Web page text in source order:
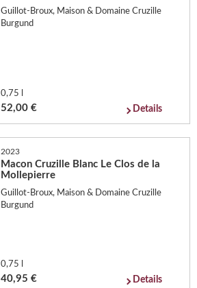
Guillot-Broux, Maison & Domaine Cruzille
Burgund
0,75 l
52,00 € Details
2023
Macon Cruzille Blanc Le Clos de la
Mollepierre
Guillot-Broux, Maison & Domaine Cruzille
Burgund
0,75 l
40,95 € Details